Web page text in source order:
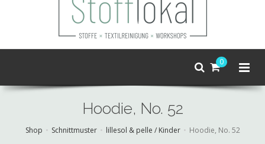
0
Hoodie, No. 52
Shop Schnittmuster lillesol & pelle / Kinder Hoodie, No. 52